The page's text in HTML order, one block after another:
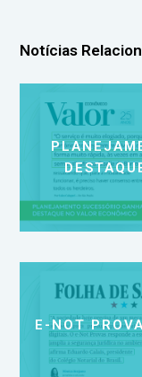
Notícias
E-NOT